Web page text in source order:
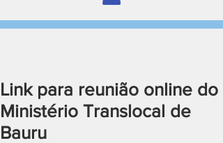
Link para reunião online do
Ministério Translocal de
Bauru